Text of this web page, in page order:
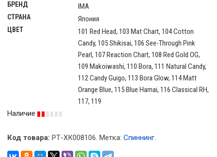
БРЕНД IMA
СТРАНА Япония
ЦВЕТ
101 Red Head, 103 Mat Chart, 104 Cotton
Candy, 105 Shikisai, 106 See-Through Pink
Pearl, 107 Reaction Chart, 108 Red Gold OG,
109 Makoiwashi, 110 Bora, 111 Natural Candy,
112 Candy Guigo, 113 Bora Glow, 114 Matt
Orange Blue, 115 Blue Hamai, 116 Classical RH,
117, 119
Наличие
Код товара: РТ-ХК008106. Метка: Спиннинг.